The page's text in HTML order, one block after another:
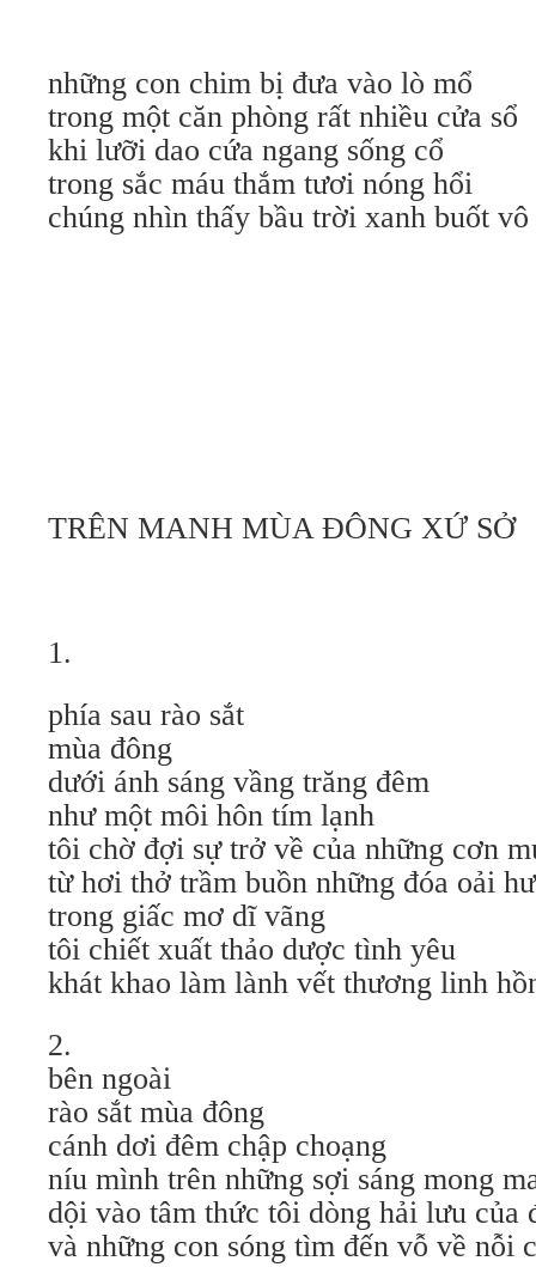
những con chim bị đưa vào lò mổ
trong một căn phòng rất nhiều cửa sổ
khi lưỡi dao cứa ngang sống cổ
trong sắc máu thắm tươi nóng hổi
chúng nhìn thấy bầu trời xanh buốt
TRÊN MANH MÙA ĐÔNG XỨ SỞ
1.
phía sau rào sắt
mùa đông
dưới ánh sáng vầng trăng đêm
như một môi hôn tím lạnh
tôi chờ đợi sự trở về của những cơn
từ hơi thở trầm buồn những đóa oải
trong giấc mơ dĩ vãng
tôi chiết xuất thảo dược tình yêu
khát khao làm lành vết thương linh
2.
bên ngoài
rào sắt mùa đông
cánh dơi đêm chập choạng
níu mình trên những sợi sáng mong
dội vào tâm thức tôi dòng hải lưu của
và những con sóng tìm đến vỗ về nỗi